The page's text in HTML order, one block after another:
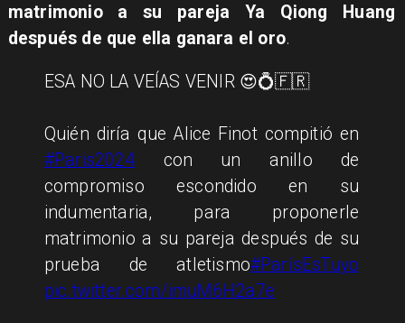
matrimonio a su pareja Ya Qiong Huang
después de que ella ganara el oro.
ESA NO LA VEÍAS VENIR 😍💍🇫🇷
Quién diría que Alice Finot compitió en
#Paris2024 con un anillo de
compromiso escondido en su
indumentaria, para proponerle
matrimonio a su pareja después de su
prueba de atletismo#ParísEsTuyo
pic.twitter.com/imuM6H2a7e